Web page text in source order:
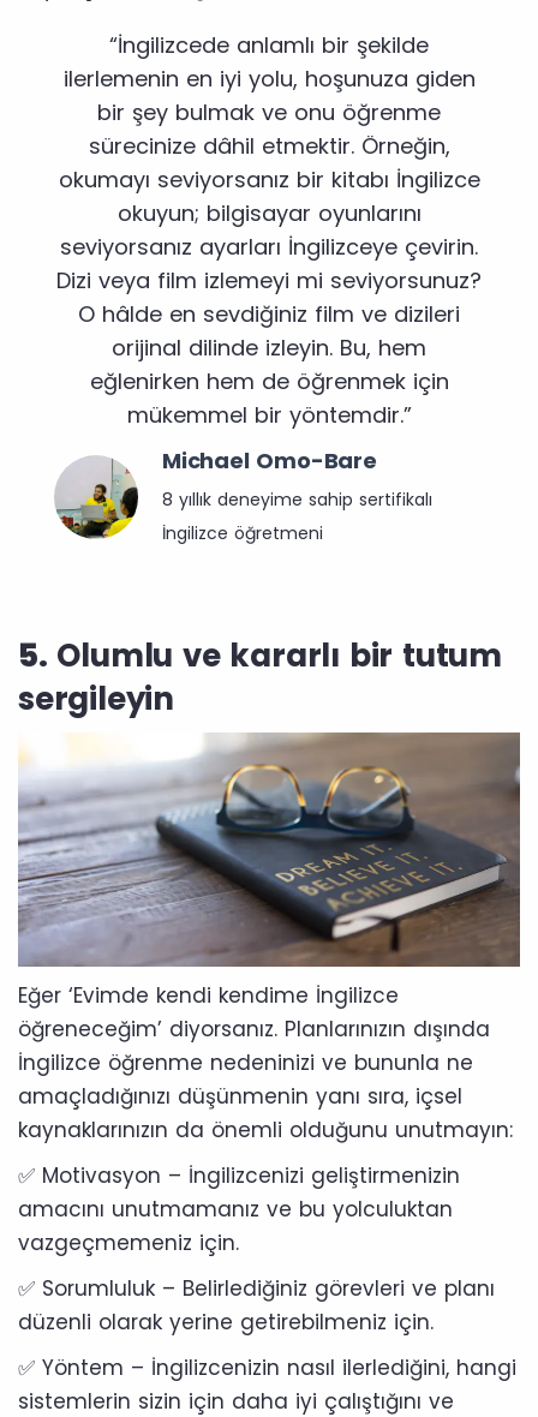
“İngilizcede anlamlı bir şekilde
ilerlemenin en iyi yolu, hoşunuza giden
bir şey bulmak ve onu öğrenme
sürecinize dâhil etmektir. Örneğin,
okumayı seviyorsanız bir kitabı İngilizce
okuyun; bilgisayar oyunlarını
seviyorsanız ayarları İngilizceye çevirin.
Dizi veya film izlemeyi mi seviyorsunuz?
O hâlde en sevdiğiniz film ve dizileri
orijinal dilinde izleyin. Bu, hem
eğlenirken hem de öğrenmek için
mükemmel bir yöntemdir.”
Michael Omo-Bare
8 yıllık deneyime sahip sertifikalı
İngilizce öğretmeni
5. Olumlu ve kararlı bir tutum
sergileyin
Eğer ‘Evimde kendi kendime İngilizce
öğreneceğim’ diyorsanız. Planlarınızın dışında
İngilizce öğrenme nedeninizi ve bununla ne
amaçladığınızı düşünmenin yanı sıra, içsel
kaynaklarınızın da önemli olduğunu unutmayın:
✅ Motivasyon – İngilizcenizi geliştirmenizin
amacını unutmamanız ve bu yolculuktan
vazgeçmemeniz için.
✅ Sorumluluk – Belirlediğiniz görevleri ve planı
düzenli olarak yerine getirebilmeniz için.
✅ Yöntem – İngilizcenizin nasıl ilerlediğini, hangi
sistemlerin sizin için daha iyi çalıştığını ve